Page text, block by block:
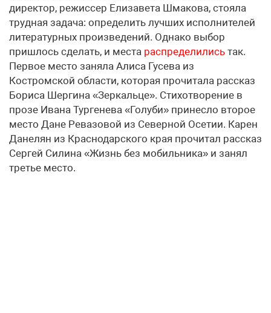
директор, режиссер Елизавета Шмакова, стояла
трудная задача: определить лучших исполнителей
литературных произведений. Однако выбор
пришлось сделать, и места распределились так.
Первое место заняла Алиса Гусева из
Костромской области, которая прочитала рассказ
Бориса Шергина «Зеркальце». Стихотворение в
прозе Ивана Тургенева «Голуби» принесло второе
место Дане Ревазовой из Северной Осетии. Карен
Данелян из Краснодарского края прочитал рассказ
Сергей Силина «Жизнь без мобильника» и занял
третье место.